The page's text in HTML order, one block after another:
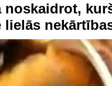
noskaidrot,